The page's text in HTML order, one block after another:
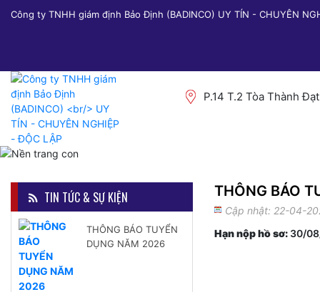
Công ty TNHH giám định Bảo Định (BADINCO) UY TÍN - CHUYÊN
P.14 T.2 Tòa Thành
TIN TỨC & SỰ KIỆN
THÔNG BÁO TUYỂN
DỤNG NĂM 2026
THÔNG BÁO
Cập nhật: 22-04-
Hạn nộp hồ sơ: 30/